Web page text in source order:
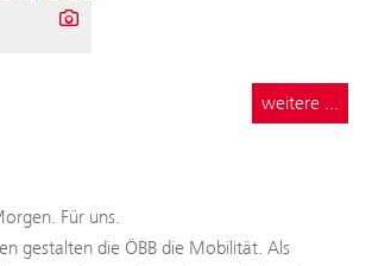
weitere ...
Für uns.
gestalten die ÖBB die Mobilität. Als